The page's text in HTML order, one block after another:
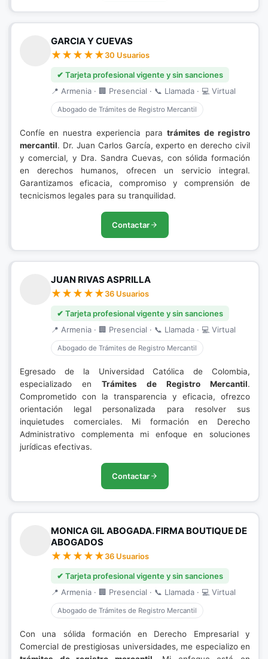
GARCIA Y CUEVAS
30 Usuarios
✔ Tarjeta profesional vigente y sin sanciones
📍 Armenia · 🏢 Presencial · 📞 Llamada · 💻 Virtual
Abogado de Trámites de Registro Mercantil
Confíe en nuestra experiencia para trámites de registro
mercantil. Dr. Juan Carlos García, experto en derecho civil
y comercial, y Dra. Sandra Cuevas, con sólida formación
en derechos humanos, ofrecen un servicio integral.
Garantizamos eficacia, compromiso y comprensión de
tecnicismos legales para su tranquilidad.
Contactar
JUAN RIVAS ASPRILLA
36 Usuarios
✔ Tarjeta profesional vigente y sin sanciones
📍 Armenia · 🏢 Presencial · 📞 Llamada · 💻 Virtual
Abogado de Trámites de Registro Mercantil
Egresado de la Universidad Católica de Colombia,
especializado en Trámites de Registro Mercantil.
Comprometido con la transparencia y eficacia, ofrezco
orientación legal personalizada para resolver sus
inquietudes comerciales. Mi formación en Derecho
Administrativo complementa mi enfoque en soluciones
jurídicas efectivas.
Contactar
MONICA GIL ABOGADA. FIRMA BOUTIQUE DE
ABOGADOS
36 Usuarios
✔ Tarjeta profesional vigente y sin sanciones
📍 Armenia · 🏢 Presencial · 📞 Llamada · 💻 Virtual
Abogado de Trámites de Registro Mercantil
Con una sólida formación en Derecho Empresarial y
Comercial de prestigiosas universidades, me especializo en